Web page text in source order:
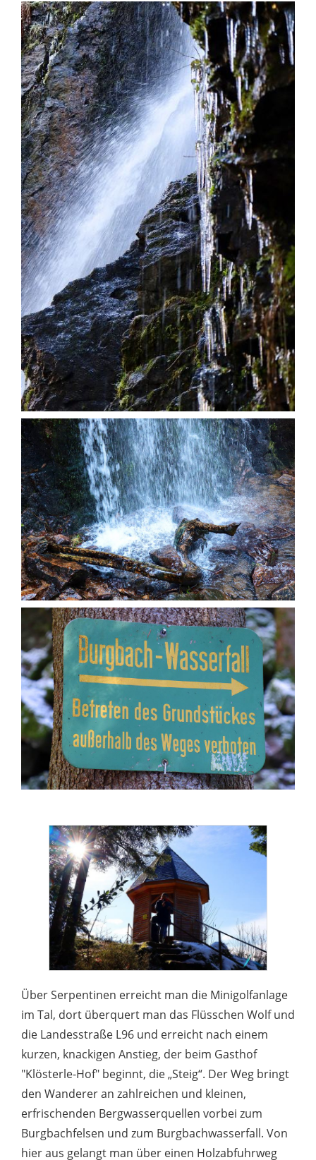
Über Serpentinen erreicht man die Minigolfanlage
im Tal, dort überquert man das Flüsschen Wolf und
die Landesstraße L96 und erreicht nach einem
kurzen, knackigen Anstieg, der beim Gasthof
"Klösterle-Hof" beginnt, die „Steig“. Der Weg bringt
den Wanderer an zahlreichen und kleinen,
erfrischenden Bergwasserquellen vorbei zum
Burgbachfelsen und zum Burgbachwasserfall. Von
hier aus gelangt man über einen Holzabfuhrweg